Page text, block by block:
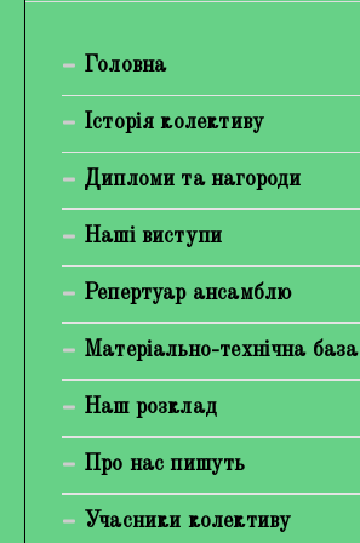
Гірієнко Ірина Михайлівна
Галерея
Відеогалерея
Фотогалерея
Головна
Історія колективу
Дипломи та нагороди
Наші виступи
Репертуар ансамблю
Матеріально-технічна база
Наш розклад
Про нас пишуть
Учасники колективу